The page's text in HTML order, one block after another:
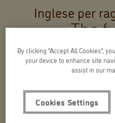
Inglese per
The
Obiettivo del corso:i
argomentare il proprio
storie: una, ambientata in
i politici sono eletti
reality show,eun’altra,
By clicking “Accept All Cookies”,
your device to enhance site
assist in our
Cookies Settings